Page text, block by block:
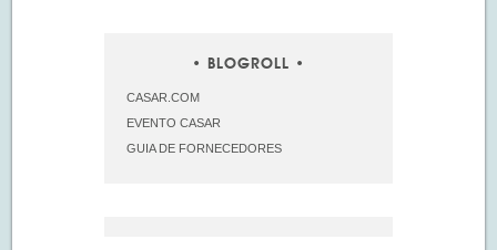
BLOGROLL
CASAR.COM
EVENTO CASAR
GUIA DE FORNECEDORES